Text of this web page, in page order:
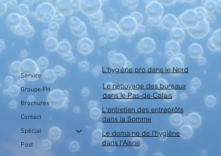
Service
Groupe FH
Brochures
Contact
Spécial
Post
L'hygiène pro dans le Nord
Le nettoyage des bureaux
dans le Pas-de-Calais
L'entretien des entreprôts
dans la Somme
Le domaine de l'hygiène
dans l'Aisne